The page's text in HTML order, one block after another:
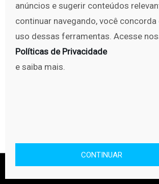
anúncios e sugerir conteúdos
continuar navegando, você concorda
uso dessas ferramentas. Acesse
Políticas de Privacidade
e saiba mais.
CONTINUAR
DICAS TEATRO
“Putz Grill…” de
Copyright © No Set 2010 - 2025.